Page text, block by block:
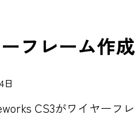
フレーム作成
CS3がワイヤーフ